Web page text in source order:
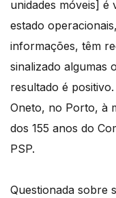
unidades móveis] é
estado
informações, têm
sinalizado algumas
resultado é
Oneto, no Porto, à
dos 155 anos do
PSP.
Questionada sobre